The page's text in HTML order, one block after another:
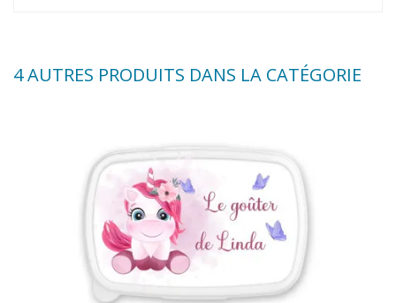
4 AUTRES PRODUITS DANS LA CATÉGORIE